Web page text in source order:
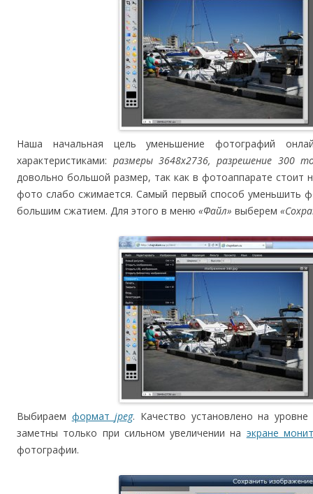
Наша начальная цель уменьшение фотографий
характеристиками: размеры 3648х2736, разрешение 300
довольно большой размер, так как в фотоаппарате стоит
фото слабо сжимается. Самый первый способ уменьшить
большим сжатием. Для этого в меню «Файл» выберем
Выбираем форматjpeg. Качество установлено на
заметны только при сильном увеличении на экране
фотографии.